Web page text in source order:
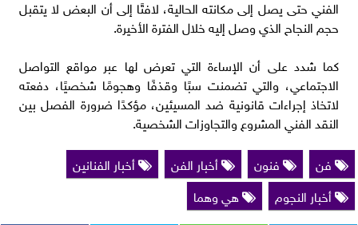
الفني حتى يصل إلى مكانته الحالية، لافتًا إلى أن البعض لا يتقبل
حجم النجاح الذي وصل إليه خلال الفترة الأخيرة.
كما شدد على أن الإساءة التي تعرض لها عبر مواقع التواصل
الاجتماعي، والتي تضمنت سبًا وقذفًا وهجومًا شخصيًا، دفعته
لاتخاذ إجراءات قانونية ضد المسيئين، مؤكدًا ضرورة الفصل بين
النقد الفني المشروع والتجاوزات الشخصية.
فن
فنون أخبار الفن
أخبار الفنانين
أخبار النجوم
هي وهما